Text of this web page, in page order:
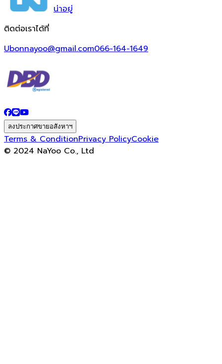
น่าอยู่
ติดต่อเราได้ที่
Ubonnayoo@gmail.com066-164-1649
ลงประกาศขายอสังหาฯ
Terms & ConditionPrivacy PolicyCookie
© 2024 NaYoo Co., Ltd